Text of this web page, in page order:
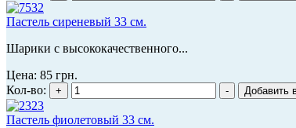
Пастель сиреневый 33 см.
Шарики с высококачественного...
Цена: 85 грн.
Кол-во:
Пастель фиолетовый 33 см.